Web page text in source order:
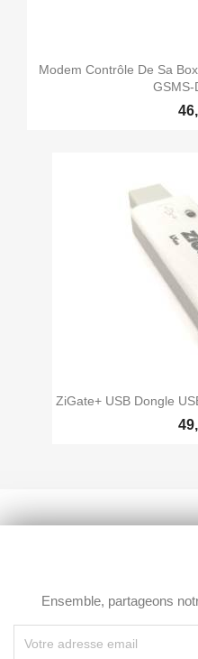
Modem Contrôle De Sa
GSMS-
ZiGate+ USB Dongle
Ensemble, partageons